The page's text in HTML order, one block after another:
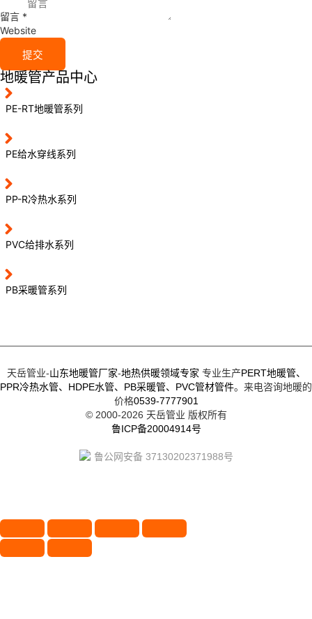
留言 *
Website
提交
地暖管产品中心
PE-RT地暖管系列
PE给水穿线系列
PP-R冷热水系列
PVC给排水系列
PB采暖管系列
天岳管业-山东地暖管厂家-地热供暖领域专家 专业生产PERT地暖管、
PPR冷热水管、 HDPE水管、 PB采暖管、 PVC管材管件。来电咨询地暖的
价格0539-7777901
© 2000-2026 天岳管业 版权所有
鲁ICP备20004914号
鲁公网安备 37130202371988号